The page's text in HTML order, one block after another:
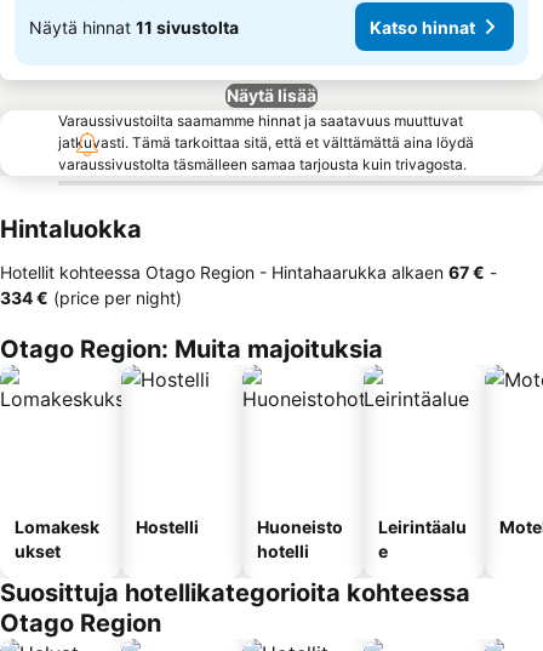
Näytä hinnat 11 sivustolta Katso hinnat
Näytä lisää
Varaussivustoilta saamamme hinnat ja saatavuus muuttuvat
jatkuvasti. Tämä tarkoittaa sitä, että et välttämättä aina löydä
varaussivustolta täsmälleen samaa tarjousta kuin trivagosta.
Hintaluokka
Hotellit kohteessa Otago Region - Hintahaarukka alkaen ‎67 € -
‎334 € (price per night)
Otago Region: Muita majoituksia
Lomakesk
ukset
Hostelli
Huoneisto
hotelli
Leirintäalu
e
Suosittuja hotellikategorioita kohteessa
Otago Region